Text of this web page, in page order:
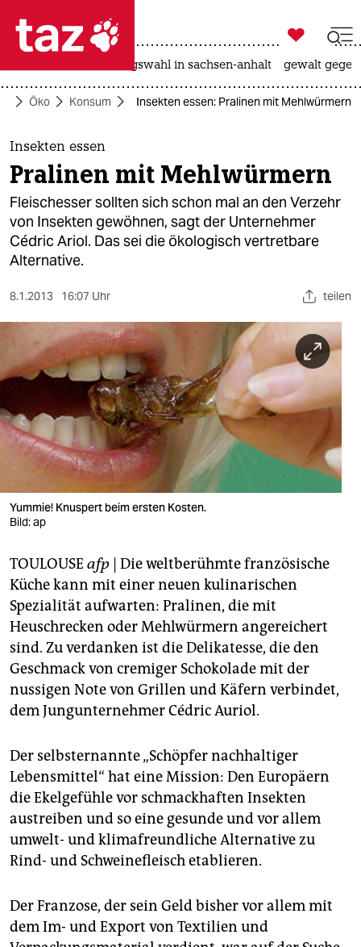
 taz zahl ich
taz zahl ich
themen
politik
öko
gesellschaft
kultur
sport
berlin
nord
wahrheit
verlag
verlag
shop
fragen & hilfe
unterstützen
abo
genossenschaft

taz zahl ich
landtagswahl in sachsen-anhalt gewalt
Öko Konsum Insekten essen: Pralinen mit Mehlwürmern
Insekten essen
Pralinen mit Mehlwürmern
Fleischesser sollten sich schon mal an den Verzehr
von Insekten gewöhnen, sagt der Unternehmer
Cédric Ariol. Das sei die ökologisch vertretbare
Alternative.
8.1.2013 16:07 Uhr teilen
Yummie! Knuspert beim ersten Kosten.
Bild: ap
TOULOUSE afp | Die weltberühmte französische
Küche kann mit einer neuen kulinarischen
Spezialität aufwarten: Pralinen, die mit
Heuschrecken oder Mehlwürmern angereichert
sind. Zu verdanken ist die Delikatesse, die den
Geschmack von cremiger Schokolade mit der
nussigen Note von Grillen und Käfern verbindet,
dem Jungunternehmer Cédric Auriol.
Der selbsternannte „Schöpfer nachhaltiger
Lebensmittel“ hat eine Mission: Den Europäern
die Ekelgefühle vor schmackhaften Insekten
austreiben und so eine gesunde und vor allem
umwelt- und klimafreundliche Alternative zu
Rind- und Schweinefleisch etablieren.
Der Franzose, der sein Geld bisher vor allem mit
dem Im- und Export von Textilien und